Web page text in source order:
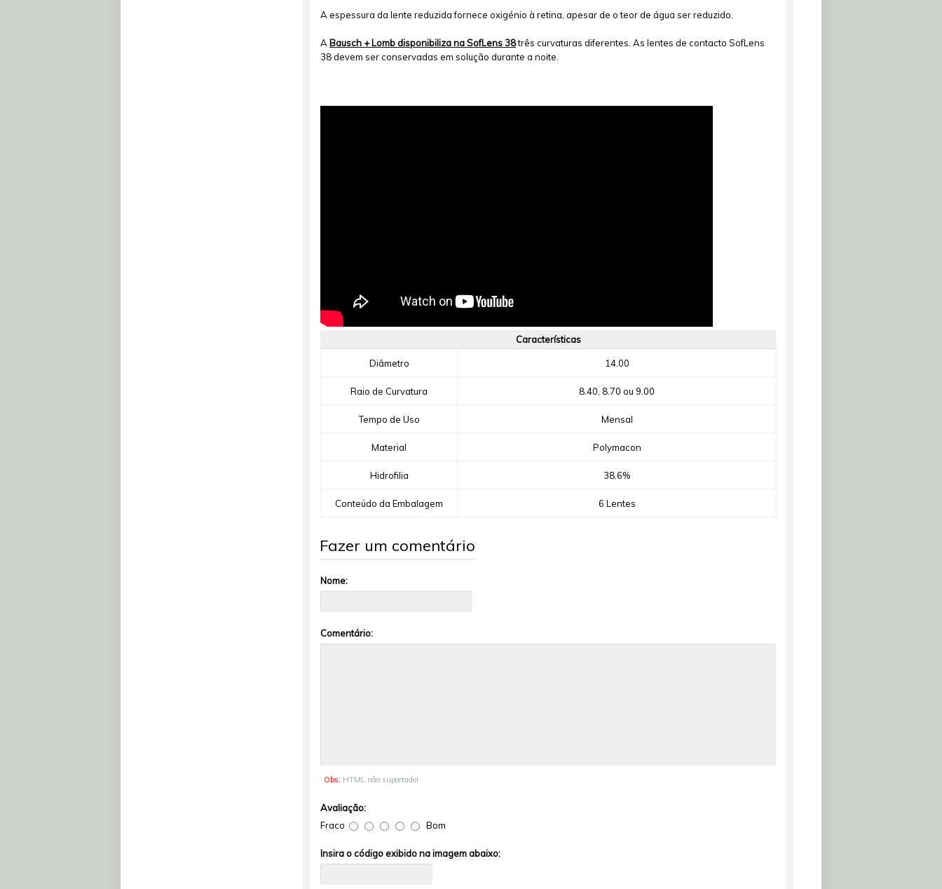
A espessura da lente reduzida fornece oxigénio à retina, apesar de o teor de água ser reduzido.
A Bausch + Lomb disponibiliza na SofLens 38três curvaturas diferentes. As lentes de contacto SofLens
38 devem ser conservadas em solução durante a noite.
Características
Diâmetro 14.00
Raio de Curvatura 8.40, 8.70 ou 9.00
Tempo de Uso Mensal
Material Polymacon
Hidrofilia 38.6%
Conteúdo da Embalagem 6 Lentes
Fazer um comentário
Nome:
Comentário:
Obs: HTML não suportado!
Avaliação:
Fraco
Bom
Insira o código exibido na imagem abaixo: